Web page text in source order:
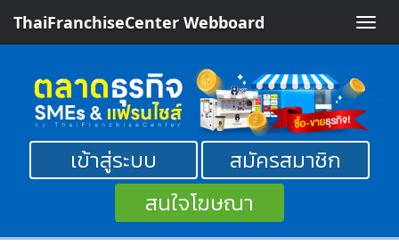
Toggle
ThaiFranchiseCenter Webboard
เข้าสู่ระบบ
สมัครสมาชิก
สนใจโฆษณา